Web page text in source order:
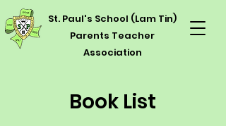
St. Paul's School (Lam Tin)
Parents Teacher
Association
Book List